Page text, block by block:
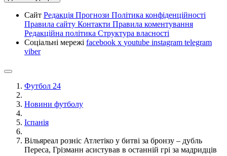
Сайт Редакція Прогнози Політика конфіденційності
Правила сайту Контакти Правила коментування
Редакційна політика Структура власності
Соціальні мережі facebook x youtube instagram telegram
viber
Футбол 24
Новини футболу
Іспанія
Вільяреал розніс Атлетіко у битві за бронзу – дубль
Переса, Грізманн асистував в останній грі за мадридців